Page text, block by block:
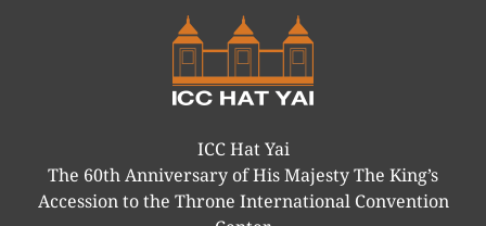
ICC Hat Yai
The 60th Anniversary of His Majesty The King’s
Accession to the Throne International Convention